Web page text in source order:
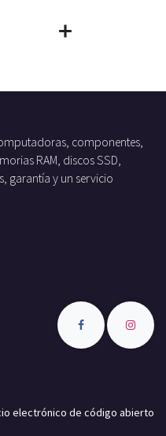
componentes,
RAM, discos SSD,
garantía y un servicio
electrónico de código abierto